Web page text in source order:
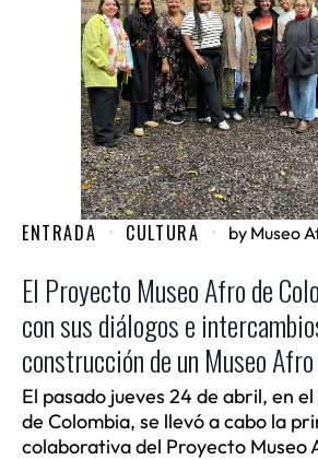
ENTRADA CULTURA by Museo
El Proyecto Museo Afro de
con sus diálogos e
construcción de un Museo
El pasado jueves 24 de abril, en
de Colombia, se llevó a cabo la
colaborativa del Proyecto Museo